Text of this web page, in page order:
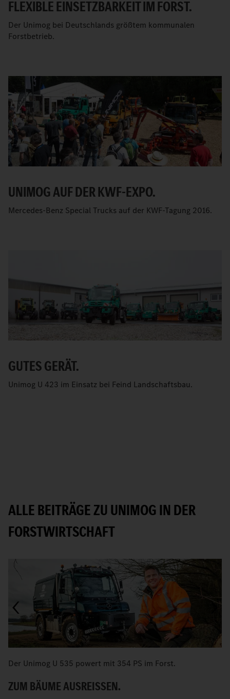
FLEXIBLE EINSETZBARKEIT IM FORST.
Der Unimog bei Deutschlands größtem kommunalen
Forstbetrieb.
UNIMOG AUF DER KWF-EXPO.
Mercedes-Benz Special Trucks auf der KWF-Tagung 2016.
GUTES GERÄT.
Unimog U 423 im Einsatz bei Feind Landschaftsbau.
ALLE BEITRÄGE ZU UNIMOG IN DER
FORSTWIRTSCHAFT
Der Unimog U 535 powert mit 354 PS im Forst.
ZUM BÄUME AUSREISSEN.